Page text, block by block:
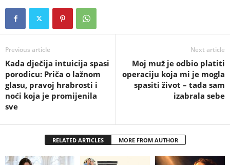
Previous article
Kada dječija intuicija spasi
porodicu: Priča o lažnom
glasu, pravoj hrabrosti i
noći koja je promijenila
sve
Next article
Moj muž je odbio platiti
operaciju koja mi je mogla
spasiti život – tada sam
izabrala sebe
RELATED ARTICLES MORE FROM AUTHOR